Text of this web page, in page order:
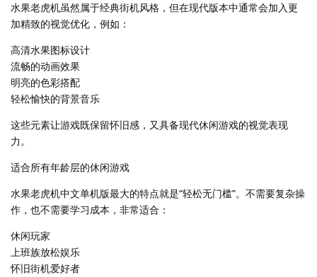
水果老虎机虽然属于经典街机风格，但在现代版本中通常会加入更
加精致的视觉优化，例如：
高清水果图标设计
流畅的动画效果
明亮的色彩搭配
轻松愉快的背景音乐
这些元素让游戏既保留怀旧感，又具备现代休闲游戏的视觉表现
力。
适合所有年龄层的休闲游戏
水果老虎机中文单机版最大的特点就是“轻松无门槛”。不需要复杂操
作，也不需要学习成本，非常适合：
休闲玩家
上班族放松娱乐
怀旧街机爱好者